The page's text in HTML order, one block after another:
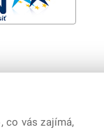
co vás zajímá,